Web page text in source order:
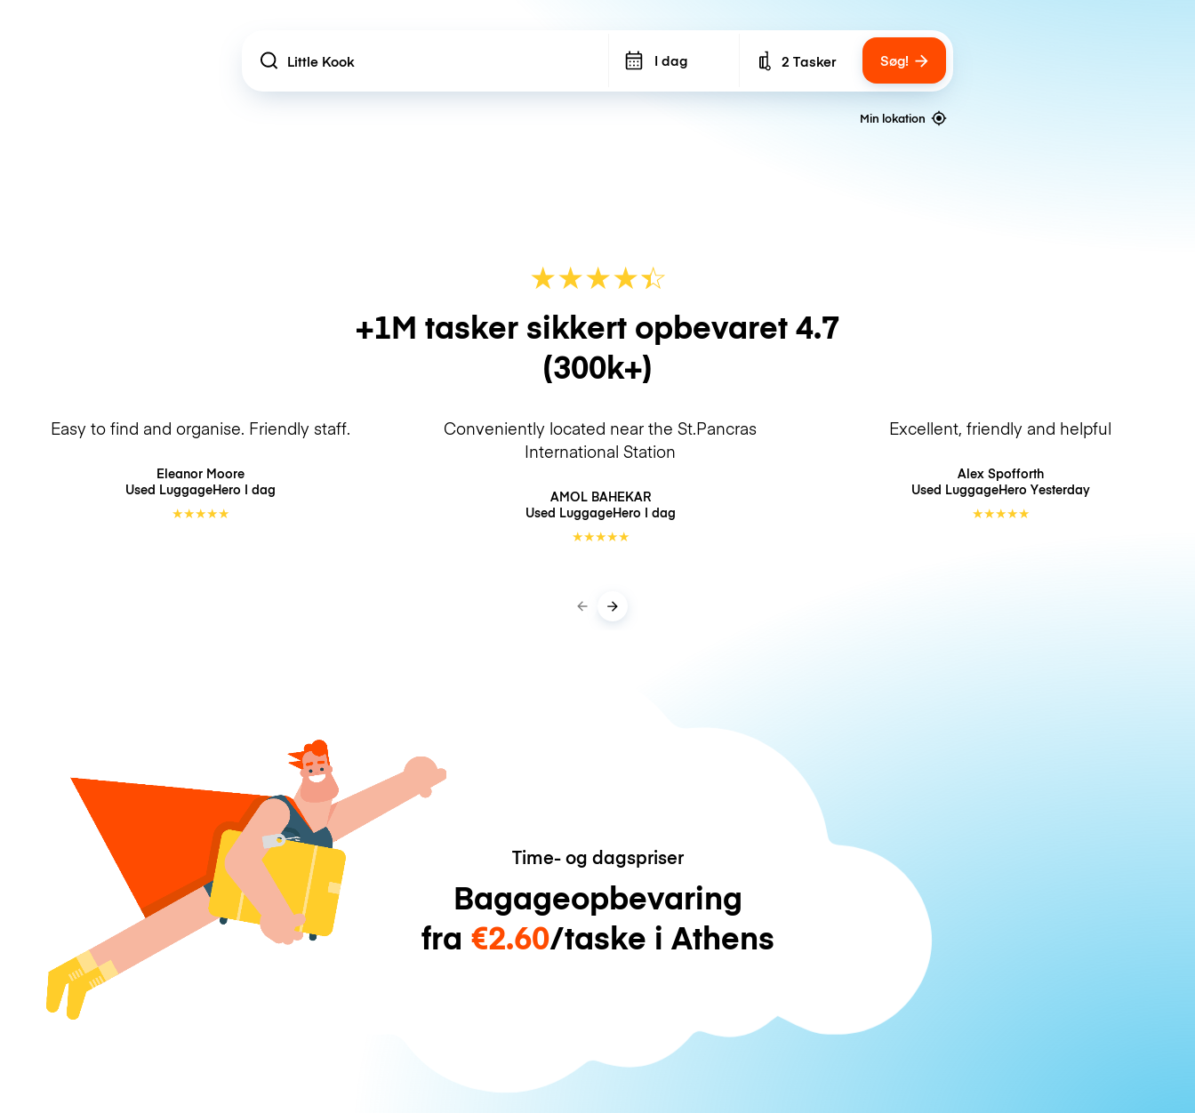
Location I dag Number of bags
2 Tasker Søg!
Min lokation
★★★★☆
★
+1M tasker sikkert opbevaret4.7
(300k+)
Easy to find and organise. Friendly staff.
Eleanor Moore
Used LuggageHero I dag
★★★★★
Conveniently located near the St.Pancras
International Station
AMOL BAHEKAR
Used LuggageHero I dag
★★★★★
Excellent, friendly and helpful
Alex Spofforth
Used LuggageHero Yesterday
★★★★★
Time- og dagspriser
Bagageopbevaring
fra €2.60/taske i Athens